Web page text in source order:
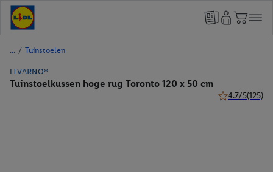
/ Tuinstoelen
LIVARNO®
Tuinstoelkussen hoge rug Toronto 120 x 50 cm
4.7/5(125)